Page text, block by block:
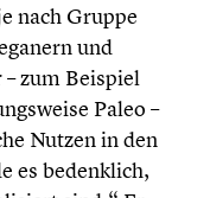
nach Gruppe
und
zum Beispiel
Paleo –
Nutzen in den
es bedenk­lich,